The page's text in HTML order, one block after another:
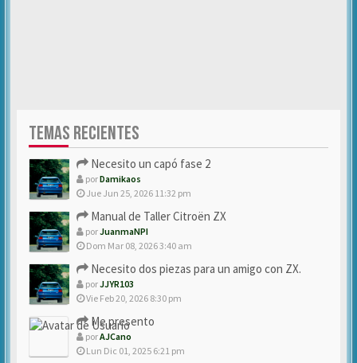
TEMAS RECIENTES
Necesito un capó fase 2
porDamikaos
Jue Jun 25, 2026 11:32 pm
Manual de Taller Citroën ZX
porJuanmaNPI
Dom Mar 08, 2026 3:40 am
Necesito dos piezas para un amigo con ZX.
porJJYR103
Vie Feb 20, 2026 8:30 pm
Me presento
porAJCano
Lun Dic 01, 2025 6:21 pm